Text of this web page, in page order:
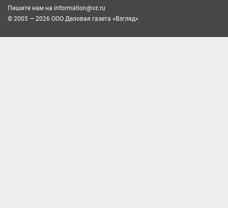
Пишите нам на information@vz.ru
© 2005 — 2026 ООО Деловая газета «Взгляд»